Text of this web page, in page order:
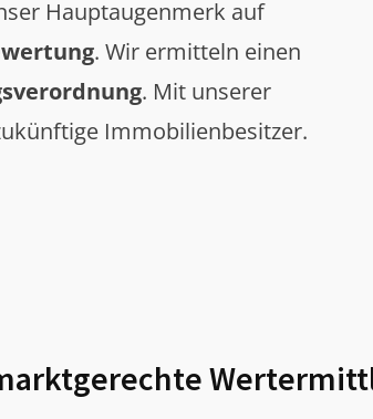
Hauptaugenmerk auf
. Wir ermitteln einen
. Mit unserer
Immobilienbesitzer.